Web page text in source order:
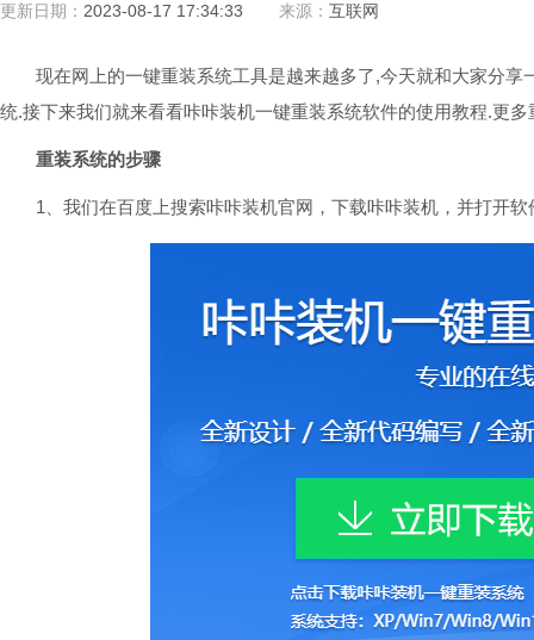
更新日期： 2023-08-17 17:34:33 来源： 互联网
现在网上的一键重装系统工具是越来越多了,今天就和大家分享
统.接下来我们就来看看咔咔装机一键重装系统软件的使用教程.更
重装系统的步骤
1、我们在百度上搜索咔咔装机官网，下载咔咔装机，并打开软